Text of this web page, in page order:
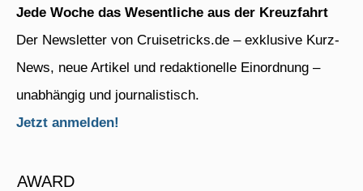
Jede Woche das Wesentliche aus der Kreuzfahrt
Der Newsletter von Cruisetricks.de – exklusive Kurz-
News, neue Artikel und redaktionelle Einordnung –
unabhängig und journalistisch.
Jetzt anmelden!
AWARD